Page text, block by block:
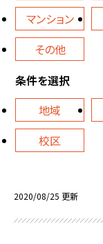
マンション
その他
条件を選択
地域
校区
2020/08/25 更新